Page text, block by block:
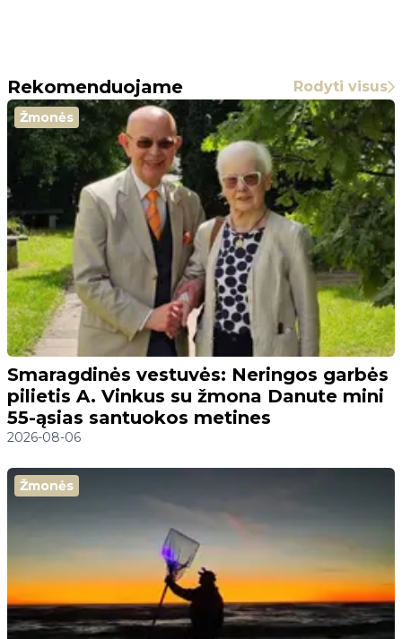
Rekomenduojame Rodyti visus
Žmonės
Smaragdinės vestuvės: Neringos garbės
pilietis A. Vinkus su žmona Danute mini
55-ąsias santuokos metines
2026-08-06
Žmonės